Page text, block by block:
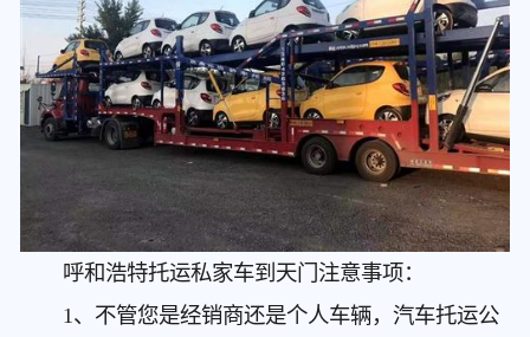
呼和浩特托运私家车到天门 注意事项：
1、不管您是经销商还是个人车辆，汽车托运公